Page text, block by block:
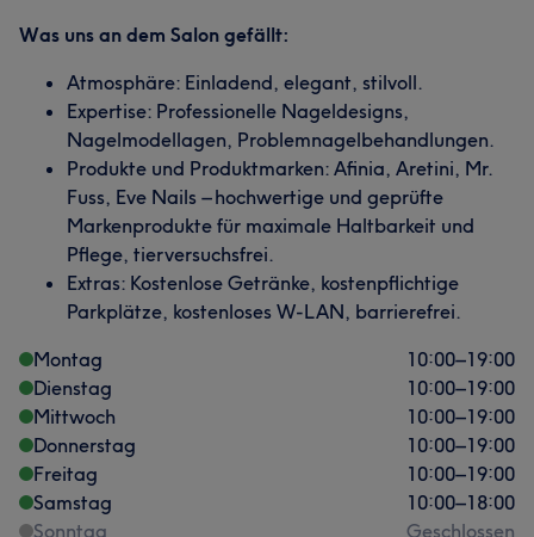
Was uns an dem Salon gefällt:
Atmosphäre: Einladend, elegant, stilvoll.
Expertise: Professionelle Nageldesigns,
Nagelmodellagen, Problemnagelbehandlungen.
Produkte und Produktmarken: Afinia, Aretini, Mr.
Fuss, Eve Nails – hochwertige und geprüfte
Markenprodukte für maximale Haltbarkeit und
Pflege, tierversuchsfrei.
Extras: Kostenlose Getränke, kostenpflichtige
Parkplätze, kostenloses W-LAN, barrierefrei.
Montag
10:00–19:00
Dienstag
10:00–19:00
Mittwoch
10:00–19:00
Donnerstag
10:00–19:00
Freitag
10:00–19:00
Samstag
10:00–18:00
Sonntag
Geschlossen